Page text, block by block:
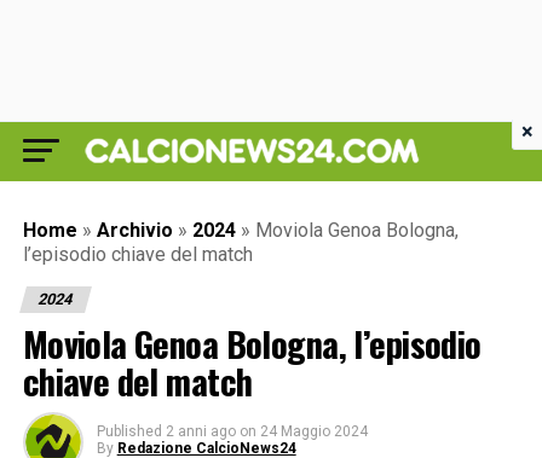
Home » Archivio » 2024 » Moviola Genoa Bologna,
l’episodio chiave del match
2024
Moviola Genoa Bologna, l’episodio
chiave del match
Published 2 anni ago on 24 Maggio 2024
By Redazione CalcioNews24
×